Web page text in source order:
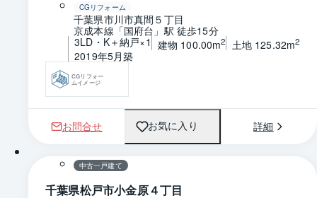
CGリフォーム
千葉県市川市真間５丁目
京成本線「国府台」駅 徒歩15分
3LD・K＋納戸×1 建物 100.00m2 土地 125.32m2
2019年5月築
CGリフォー
ムイメージ
お問合せ お気に入り 詳細
1 / 0 間取り
中古一戸建て
千葉県松戸市小金原４丁目